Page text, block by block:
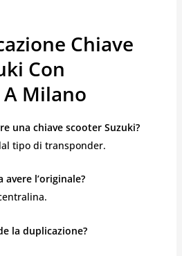
Chiave
Con
Milano
una chiave scooter Suzuki?
tipo di transponder.
avere l’originale?
la duplicazione?